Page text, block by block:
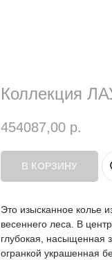
Коллекция
454087,00 р.
В КОРЗИНУ
Это изысканное колье
весеннего леса. В
глубокая, насыщенная
огранкой украшенная